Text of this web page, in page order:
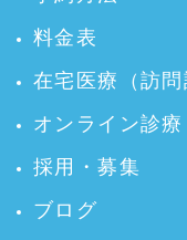
料金表
在宅医療（訪問
オンライン診療
採用・募集
ブログ